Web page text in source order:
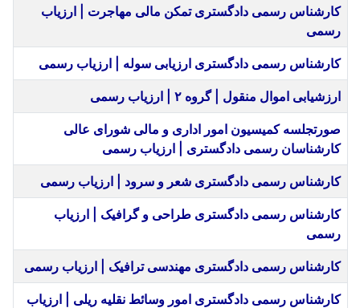
عنوان
کارشناس رسمی دادگستری تمکن مالی مهاجرت | ارزیاب
رسمی
کارشناس رسمی دادگستری ارزیابی سوله | ارزیاب رسمی
ارزشیابی اموال منقول | گروه ۲ | ارزیاب رسمی
صورتجلسه کمیسیون امور اداری و مالی شورای عالی
کارشناسان رسمی دادگستری | ارزیاب رسمی
کارشناس رسمی دادگستری شعر و سرود | ارزیاب رسمی
کارشناس رسمی دادگستری طراحی و گرافیک | ارزیاب
رسمی
کارشناس رسمی دادگستری مهندسی ترافیک | ارزیاب رسمی
کارشناس رسمی دادگستری امور وسائط نقلیه ریلی | ارزیاب